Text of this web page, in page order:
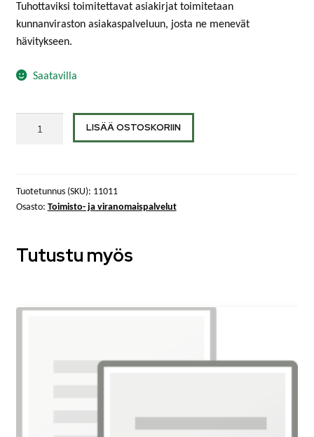
MUUT
Tuhottaviksi toimitettavat asiakirjat toimitetaan
kunnanviraston asiakaspalveluun, josta ne menevät
hävitykseen.
Saatavilla
määrä
LISÄÄ OSTOSKORIIN
Tuotetunnus (SKU): 11011
Osasto: Toimisto- ja viranomaispalvelut
Tutustu myös